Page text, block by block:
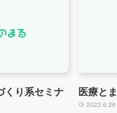
くり系セミナ
医療と
2022.6.26